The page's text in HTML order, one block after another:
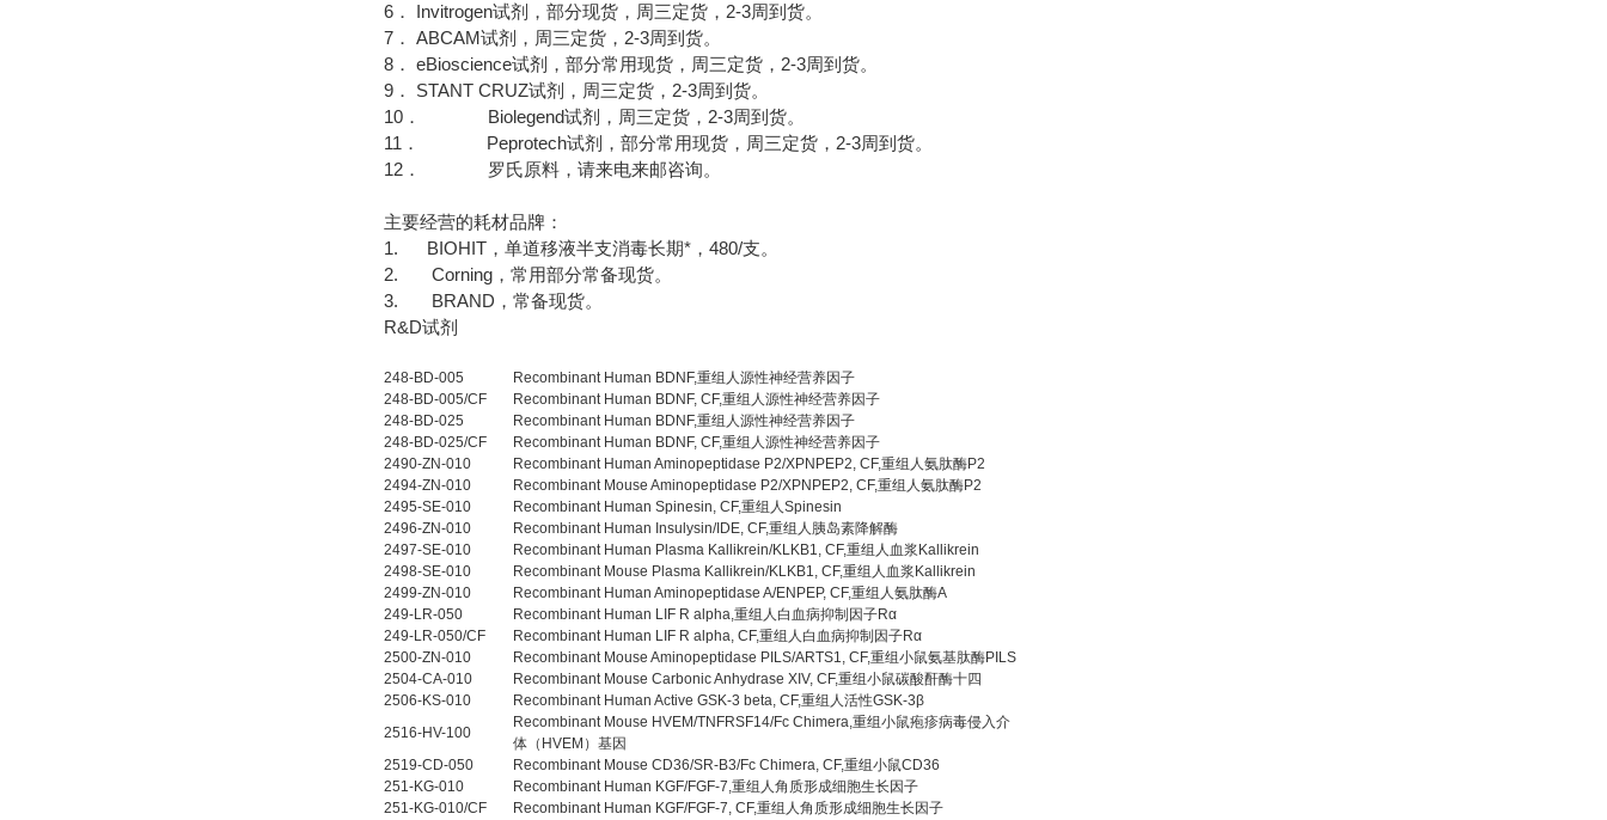
6． Invitrogen试剂，部分现货，周三定货，2-3周到货。
7． ABCAM试剂，周三定货，2-3周到货。
8． eBioscience试剂，部分常用现货，周三定货，2-3周到货。
9． STANT CRUZ试剂，周三定货，2-3周到货。
10． Biolegend试剂，周三定货，2-3周到货。
11． Peprotech试剂，部分常用现货，周三定货，2-3周到货。
12． 罗氏原料，请来电来邮咨询。
主要经营的耗材品牌：
1. BIOHIT，单道移液半支消毒长期*，480/支。
2. Corning，常用部分常备现货。
3. BRAND，常备现货。
R&D试剂
248-BD-005
Recombinant Human BDNF,重组人源性神经营养因子
248-BD-005/CF
Recombinant Human BDNF, CF,重组人源性神经营养因子
248-BD-025
Recombinant Human BDNF,重组人源性神经营养因子
248-BD-025/CF
Recombinant Human BDNF, CF,重组人源性神经营养因子
2490-ZN-010
Recombinant Human Aminopeptidase P2/XPNPEP2, CF,重组人氨肽酶P2
2494-ZN-010
Recombinant Mouse Aminopeptidase P2/XPNPEP2, CF,重组人氨肽酶P2
2495-SE-010
Recombinant Human Spinesin, CF,重组人Spinesin
2496-ZN-010
Recombinant Human Insulysin/IDE, CF,重组人胰岛素降解酶
2497-SE-010
Recombinant Human Plasma Kallikrein/KLKB1, CF,重组人血浆Kallikrein
2498-SE-010
Recombinant Mouse Plasma Kallikrein/KLKB1, CF,重组人血浆Kallikrein
2499-ZN-010
Recombinant Human Aminopeptidase A/ENPEP, CF,重组人氨肽酶A
249-LR-050
Recombinant Human LIF R alpha,重组人白血病抑制因子Rα
249-LR-050/CF
Recombinant Human LIF R alpha, CF,重组人白血病抑制因子Rα
2500-ZN-010
Recombinant Mouse Aminopeptidase PILS/ARTS1, CF,重组小鼠氨基肽酶PILS
2504-CA-010
Recombinant Mouse Carbonic Anhydrase XIV, CF,重组小鼠碳酸酐酶十四
2506-KS-010
Recombinant Human Active GSK-3 beta, CF,重组人活性GSK-3β
2516-HV-100
Recombinant Mouse HVEM/TNFRSF14/Fc Chimera,重组小鼠疱疹病毒侵入介
体（HVEM）基因
2519-CD-050
Recombinant Mouse CD36/SR-B3/Fc Chimera, CF,重组小鼠CD36
251-KG-010
Recombinant Human KGF/FGF-7,重组人角质形成细胞生长因子
251-KG-010/CF
Recombinant Human KGF/FGF-7, CF,重组人角质形成细胞生长因子